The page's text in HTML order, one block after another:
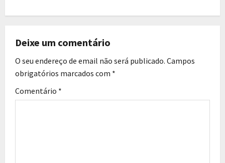
Deixe um comentário
O seu endereço de email não será publicado. Campos
obrigatórios marcados com *
Comentário *